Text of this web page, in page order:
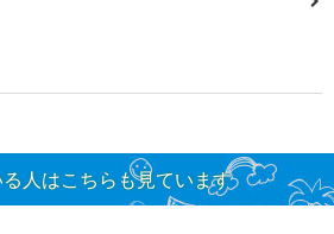
人はこちらも見ています